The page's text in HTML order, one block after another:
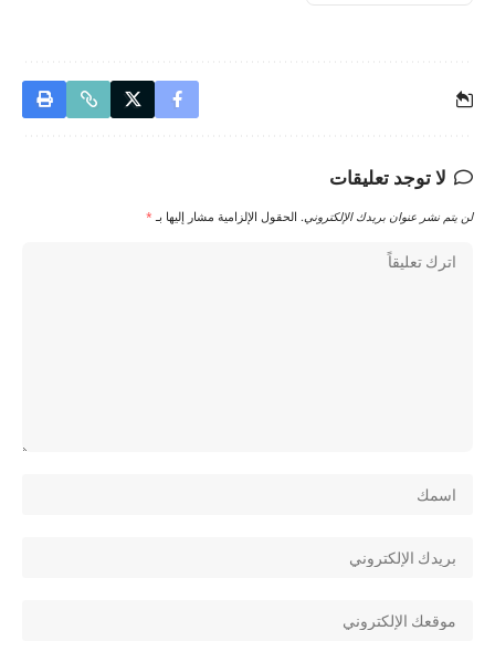
لا توجد تعليقات
لن يتم نشر عنوان بريدك الإلكتروني. الحقول الإلزامية مشار إليها بـ *